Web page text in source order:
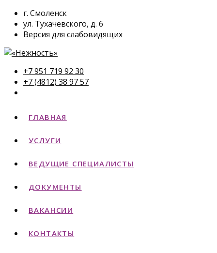
г. Смоленск
ул. Тухачевского, д. 6
Версия для слабовидящих
+7 951 719 92 30
+7 (4812) 38 97 57
ГЛАВНАЯ
УСЛУГИ
ВЕДУЩИЕ СПЕЦИАЛИСТЫ
ДОКУМЕНТЫ
ВАКАНСИИ
КОНТАКТЫ